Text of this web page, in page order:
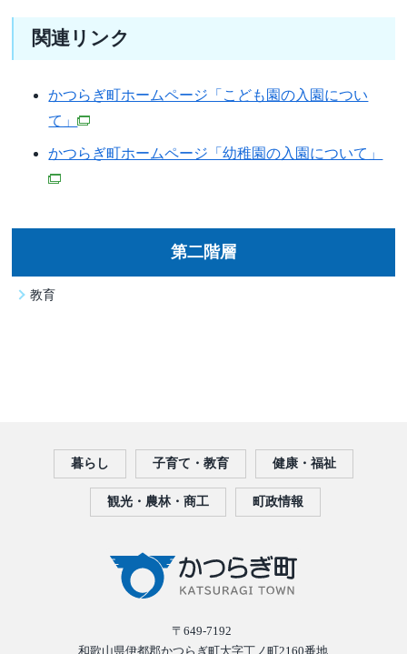
関連リンク
かつらぎ町ホームページ「こども園の入園につい
て」
かつらぎ町ホームページ「幼稚園の入園について」
第二階層
教育
暮らし 子育て・教育 健康・福祉
観光・農林・商工 町政情報
〒649-7192
和歌山県伊都郡かつらぎ町大字丁ノ町2160番地